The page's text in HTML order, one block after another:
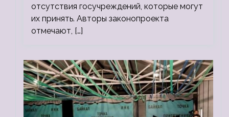
отсутствия госучреждений, которые могут
их принять. Авторы законопроекта
отмечают, […]